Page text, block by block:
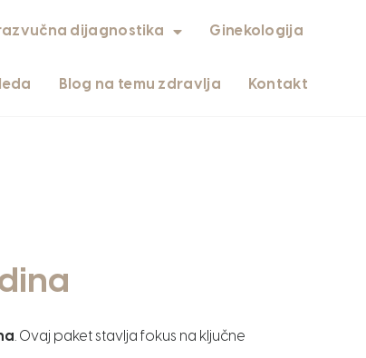
dijagnostika Ginekologija
Blog na temu zdravlja Kontakt
. Ovaj paket stavlja fokus na ključne